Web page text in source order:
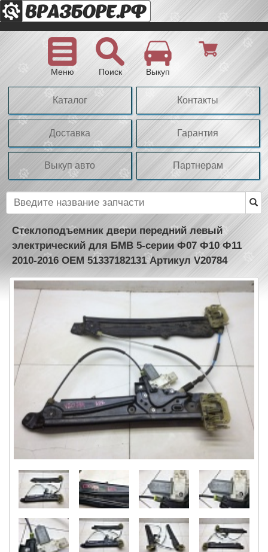
Меню Поиск Выкуп
Каталог Контакты
Доставка Гарантия
Выкуп авто Партнерам
Стеклоподъемник двери передний левый
электрический для БМВ 5-серии Ф07 Ф10 Ф11
2010-2016 OEM 51337182131 Артикул V20784